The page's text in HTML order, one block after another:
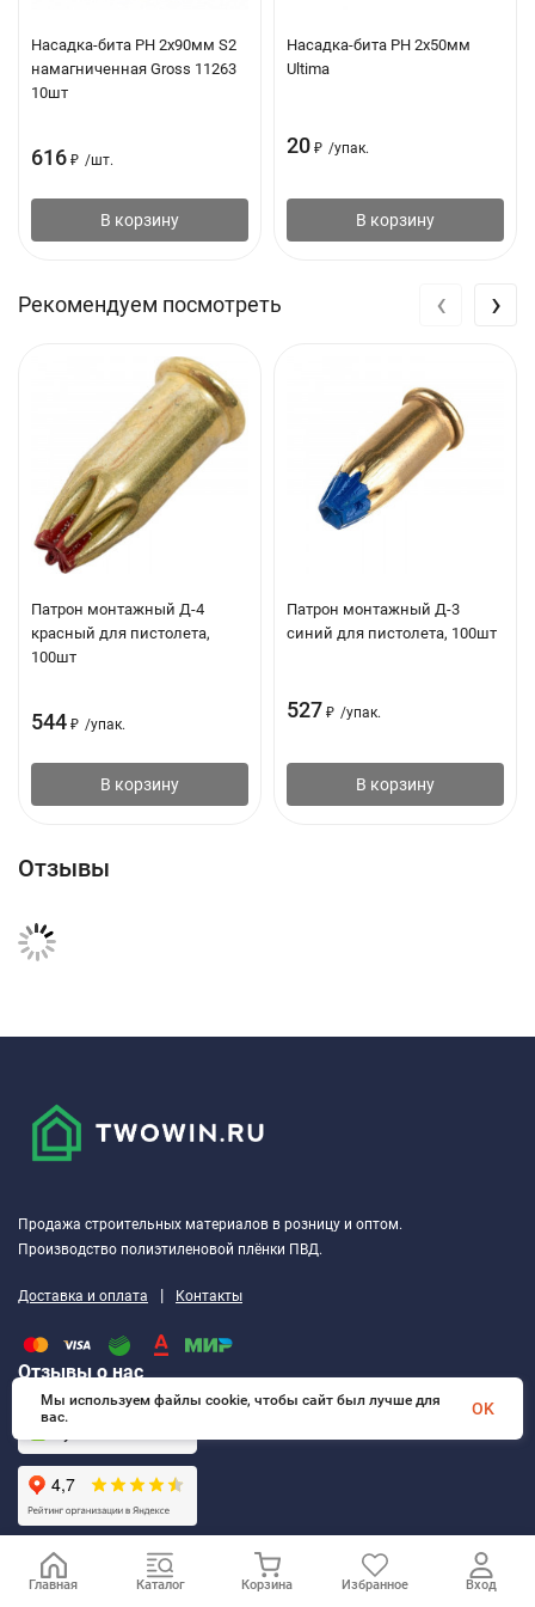
канаты
строительство - вспомогательные канаты (подъем грузов
Насадка-бита PH 2х90мм S2
намагниченная Gross 11263
10шт
616 ₽ /шт.
В корзину
Насадка-бита PH 2х50мм
Ultima
20 ₽ /упак.
В корзину
Рекомендуем посмотреть
Патрон монтажный Д-4
красный для пистолета,
100шт
544 ₽ /упак.
В корзину
Патрон монтажный Д-3
синий для пистолета, 100шт
527 ₽ /упак.
В корзину
‹ ›
Отзывы
Продажа строительных материалов в розницу и оптом.
Производство полиэтиленовой плёнки ПВД.
Доставка и оплата | Контакты
Отзывы о нас
КАТАЛОГ
Главная Каталог Корзина Избранное Вход
Мы используем файлы cookie, чтобы сайт был лучше для
вас.
OK